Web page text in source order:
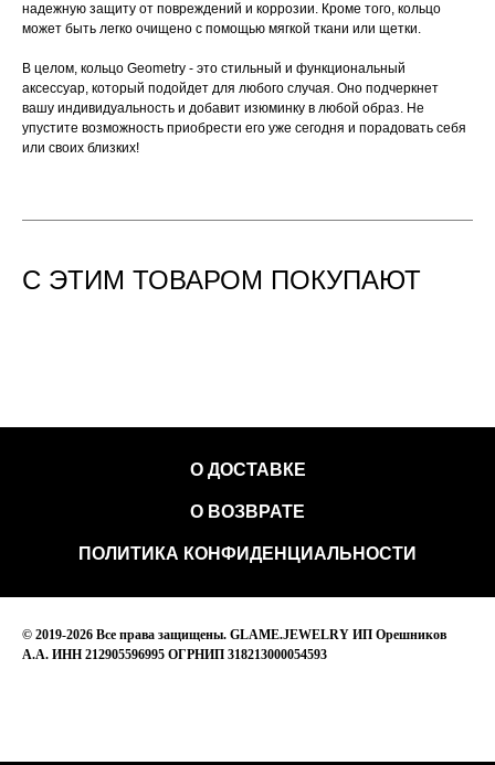
надежную защиту от повреждений и коррозии. Кроме того, кольцо
может быть легко очищено с помощью мягкой ткани или щетки.
В целом, кольцо Geometry - это стильный и функциональный
аксессуар, который подойдет для любого случая. Оно подчеркнет
вашу индивидуальность и добавит изюминку в любой образ. Не
упустите возможность приобрести его уже сегодня и порадовать себя
или своих близких!
С ЭТИМ ТОВАРОМ ПОКУПАЮТ
О ДОСТАВКЕ
О ВОЗВРАТЕ
ПОЛИТИКА КОНФИДЕНЦИАЛЬНОСТИ
© 2019-2026 Все права защищены. GLAME.JEWELRY ИП Орешников
А.А. ИНН 212905596995 ОГРНИП 318213000054593